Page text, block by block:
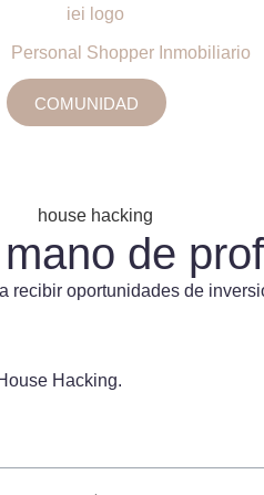
Personal Shopper Inmobiliario
COMUNIDAD
de
oportunidades de
Hacking.